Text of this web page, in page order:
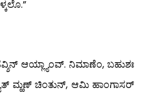
ಆಯ್ಲ್ಯಾಂವ್. ನಿಮಾಣೆಂ, ಬಹುಶಃ
ಮ್ಹಣ್ ಚಿಂತುನ್, ಆಮಿ ಹಾಂಗಾಸರ್